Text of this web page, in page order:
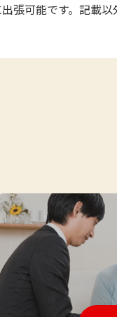
張可能です。記載